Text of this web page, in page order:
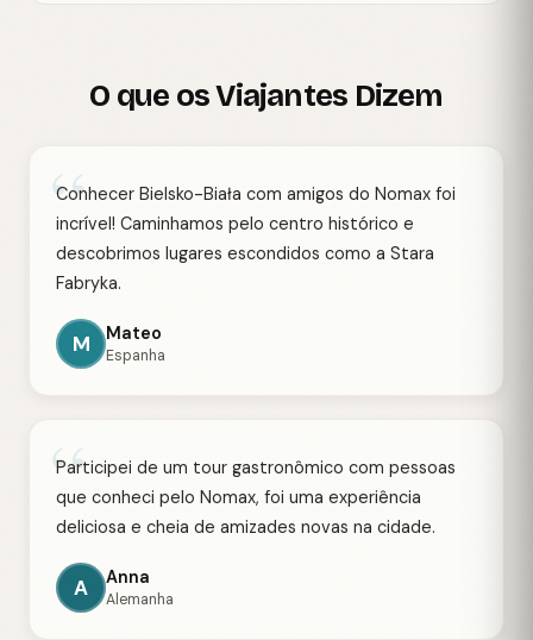
O que os Viajantes Dizem
“
Conhecer Bielsko-Biała com amigos do Nomax foi
incrível! Caminhamos pelo centro histórico e
descobrimos lugares escondidos como a Stara
Fabryka.
M Mateo
Espanha
“
Participei de um tour gastronômico com pessoas
que conheci pelo Nomax, foi uma experiência
deliciosa e cheia de amizades novas na cidade.
A Anna
Alemanha